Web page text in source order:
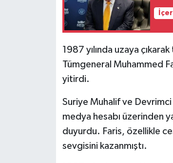
1987 yılında uzaya
Tümgeneral Muhammed
yitirdi.
Suriye Muhalif ve Devrimci
medya hesabı üzerinden
duyurdu. Faris, özellikle
sevgisini kazanmıştı.